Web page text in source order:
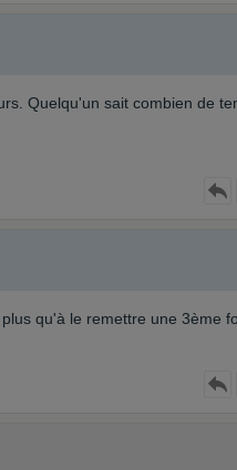
Quelqu'un sait combien de
qu'à le remettre une 3ème